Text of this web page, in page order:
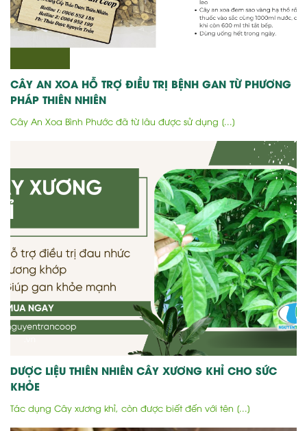
CÂY AN XOA HỖ TRỢ ĐIỀU TRỊ BỆNH GAN TỪ PHƯƠNG
PHÁP THIÊN NHIÊN
Cây An Xoa Bình Phước đã từ lâu được sử dụng [...]
DƯỢC LIỆU THIÊN NHIÊN CÂY XƯƠNG KHỈ CHO SỨC
KHỎE
Tác dụng Cây xương khỉ, còn được biết đến với tên [...]